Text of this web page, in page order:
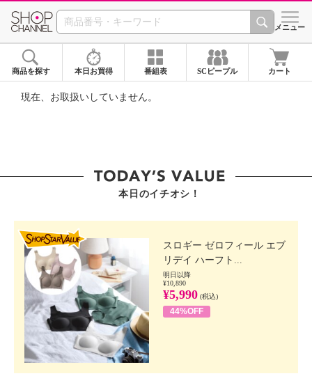
SHOP CHANNEL ショッ
メニュー
商品を探す 本日お買得 番組表 SCピープル カート
現在、お取扱いしていません。
本日のイチオシ！
スロギー ゼロフィール エブ
リデイ ハーフト...
明日以降
¥10,890
¥5,990 (税込)
44%OFF